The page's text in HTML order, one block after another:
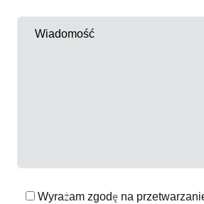
Wyrażam zgodę na